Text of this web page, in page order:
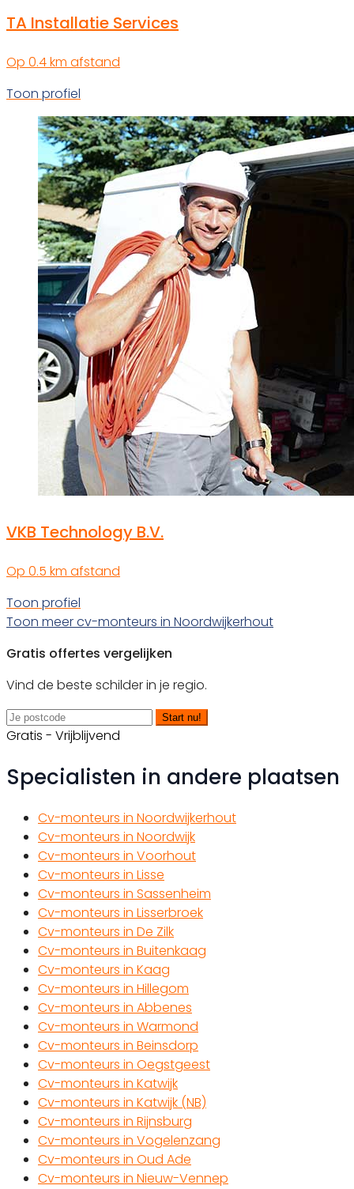
TA Installatie Services
Op 0.4 km afstand
Toon profiel
VKB Technology B.V.
Op 0.5 km afstand
Toon profiel
Toon meer cv-monteurs in Noordwijkerhout
Gratis offertes vergelijken
Vind de beste schilder in je regio.
Start nu!
Gratis - Vrijblijvend
Specialisten in andere plaatsen
Cv-monteurs in Noordwijkerhout
Cv-monteurs in Noordwijk
Cv-monteurs in Voorhout
Cv-monteurs in Lisse
Cv-monteurs in Sassenheim
Cv-monteurs in Lisserbroek
Cv-monteurs in De Zilk
Cv-monteurs in Buitenkaag
Cv-monteurs in Kaag
Cv-monteurs in Hillegom
Cv-monteurs in Abbenes
Cv-monteurs in Warmond
Cv-monteurs in Beinsdorp
Cv-monteurs in Oegstgeest
Cv-monteurs in Katwijk
Cv-monteurs in Katwijk (NB)
Cv-monteurs in Rijnsburg
Cv-monteurs in Vogelenzang
Cv-monteurs in Oud Ade
Cv-monteurs in Nieuw-Vennep